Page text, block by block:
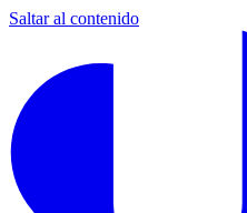
Saltar al contenido